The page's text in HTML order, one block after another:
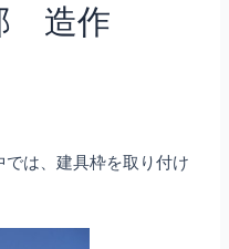
造作
は、建具枠を取り付け